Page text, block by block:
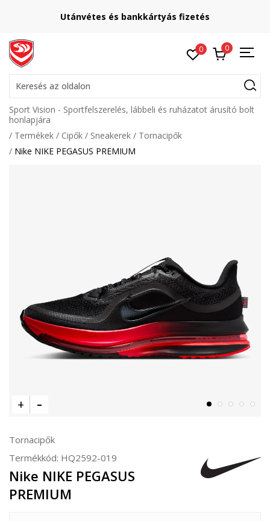
Lépj velünk kapcsolatba
online@sport-vision.hu
0 0
Keresés az oldalon
Sport Vision - Sportfelszerelés, lábbeli és ruházatot árusító bolt
honlapjára
Termékek
Cipők Sneakerek
Tornacipők
Nike NIKE PEGASUS PREMIUM
Tornacipők
Termékkód: HQ2592-019
Nike NIKE PEGASUS
PREMIUM